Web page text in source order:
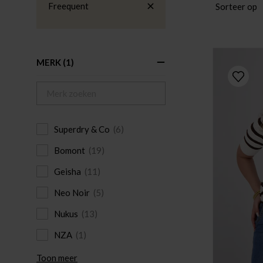
Freequent
MERK (1)
Superdry & Co (6)
Bomont (19)
Geisha (11)
Neo Noir (5)
Nukus (13)
NZA (1)
Toon meer
Sorteer op